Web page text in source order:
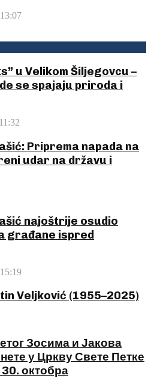
u Velikom Šiljegovcu –
se spajaju priroda i
Priprema napada na
udar na državu i
najoštrije osudio
građane ispred
Veljković (1955–2025)
Зосима и Јакова
у Цркву Свете Петке
октобра